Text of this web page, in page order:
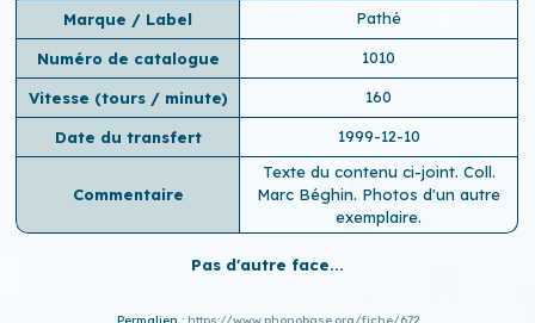
Marque / Label Pathé
Numéro de catalogue 1010
Vitesse (tours / minute) 160
Date du transfert 1999-12-10
Commentaire
Texte du contenu ci-joint. Coll.
Marc Béghin. Photos d'un autre
exemplaire.
Pas d'autre face...